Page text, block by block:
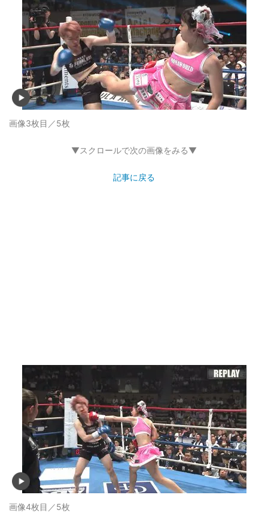
画像3枚目／5枚
▼スクロールで次の画像をみる▼
記事に戻る
画像4枚目／5枚